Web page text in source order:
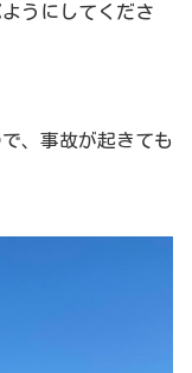
うにしてくださ
、事故が起きても